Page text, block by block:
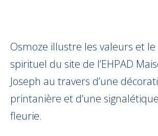
Osmoze illustre les valeurs et
spirituel du site de l’EHPAD
Joseph au travers d’une
printanière et d’une
fleurie.